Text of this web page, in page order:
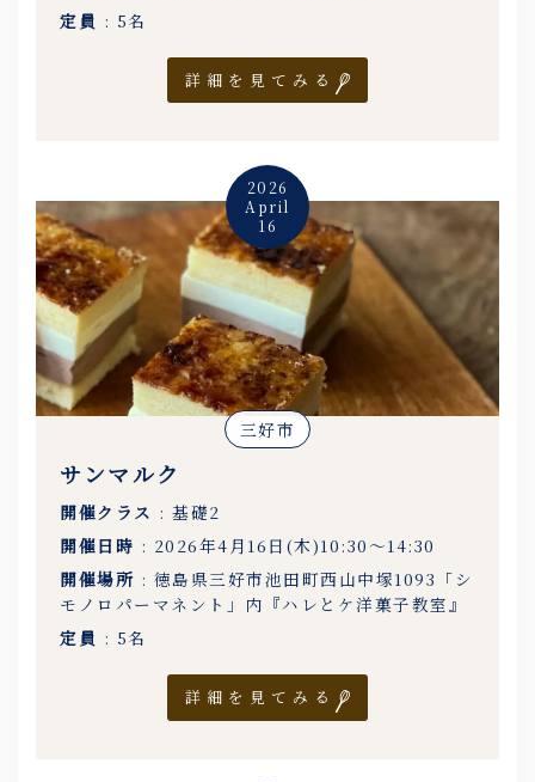
定員 : 5名
詳細を見てみる
2026
April
16
三好市
サンマルク
開催クラス : 基礎2
開催日時 : 2026年4月16日(木)10:30〜14:30
開催場所 : 徳島県三好市池田町西山中塚1093「シ
モノロパーマネント」内『ハレとケ洋菓子教室』
定員 : 5名
詳細を見てみる